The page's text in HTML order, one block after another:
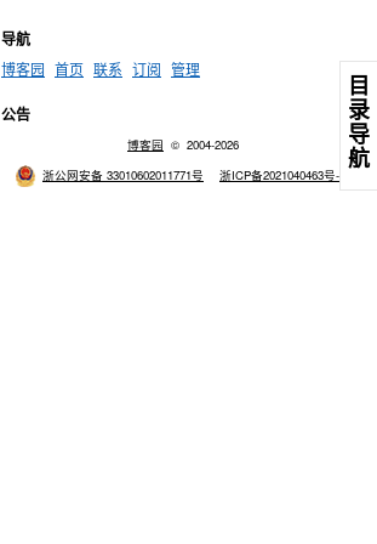
导航
博客园 首页 联系 订阅 管理
公告
博客园 © 2004-2026
浙公网安备 33010602011771号
浙ICP备2021040463号-3
目
录
导
航